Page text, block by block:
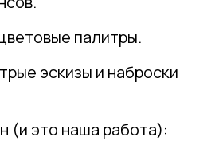
палитры.
эскизы и наброски
(и это наша работа):